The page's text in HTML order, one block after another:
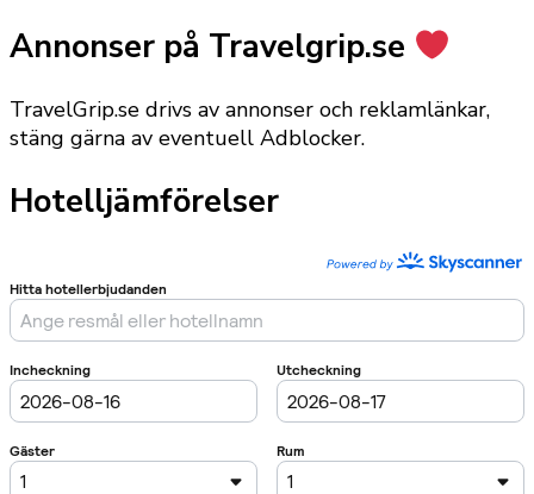
Annonser på Travelgrip.se
TravelGrip.se drivs av annonser och reklamlänkar,
stäng gärna av eventuell Adblocker.
Hotelljämförelser